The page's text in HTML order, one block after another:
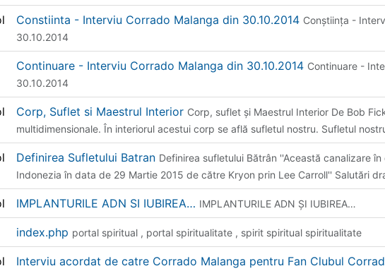
Constiinta - Interviu Corrado Malanga din 30.10.2014 Conștiința -
30.10.2014
Continuare - Interviu Corrado Malanga din 30.10.2014 Continuare -
30.10.2014
Corp, Suflet si Maestrul Interior Corp, suflet și Maestrul Interior De Bob
multidimensionale. În interiorul acestui corp se află sufletul nostru. Sufletul
Definirea Sufletului Batran Definirea sufletului Bătrân ''Această canalizare
Indonezia în data de 29 Martie 2015 de către Kryon prin Lee Carroll'' Salutări
IMPLANTURILE ADN SI IUBIREA… IMPLANTURILE ADN ŞI IUBIREA…
index.php portal spiritual , portal spiritualitate , spirit spiritual spiritualitate
Interviu acordat de catre Corrado Malanga pentru Fan Clubul